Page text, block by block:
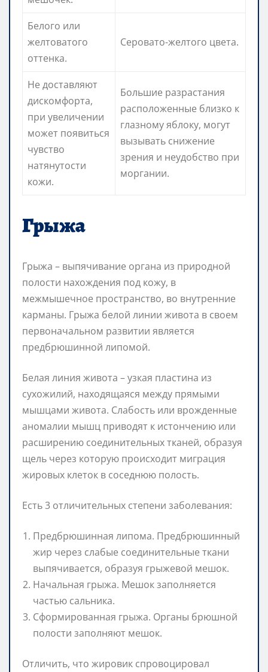
Белого или
желтоватого
оттенка.
Серовато-желтого цвета.
Не доставляют
дискомфорта,
при увеличении
может появиться
чувство
натянутости
кожи.
Большие разрастания
расположенные близко к
глазному яблоку, могут
вызывать снижение
зрения и неудобство при
моргании.
Грыжа
Грыжа – выпячивание органа из природной
полости нахождения под кожу, в
межмышечное пространство, во внутренние
карманы. Грыжа белой линии живота в своем
первоначальном развитии является
предбрюшинной липомой.
Белая линия живота – узкая пластина из
сухожилий, находящаяся между прямыми
мышцами живота. Слабость или врожденные
аномалии мышц приводят к истончению или
расширению соединительных тканей, образуя
щель через которую происходит миграция
жировых клеток в соседнюю полость.
Есть 3 отличительных степени заболевания:
Предбрюшинная липома. Предбрюшинный
жир через слабые соединительные ткани
выпячивается, образуя грыжевой мешок.
Начальная грыжа. Мешок заполняется
частью сальника.
Сформированная грыжа. Органы брюшной
полости заполняют мешок.
Отличить, что жировик спровоцировал